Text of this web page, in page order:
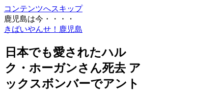
コンテンツへスキップ
鹿児島は今・・・・
きばいやんせ！鹿児島
日本でも愛されたハル
ク・ホーガンさん死去 ア
ックスボンバーでアント